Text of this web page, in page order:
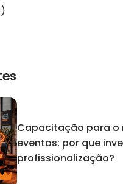
Capacitação para o
eventos: por que
profissionalização?